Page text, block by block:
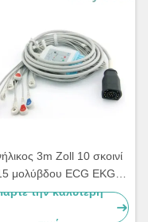
3m Zoll 10 σκοινί
μολύβδου ECG EKG
για το Μ και το Ε
την καλύτερη